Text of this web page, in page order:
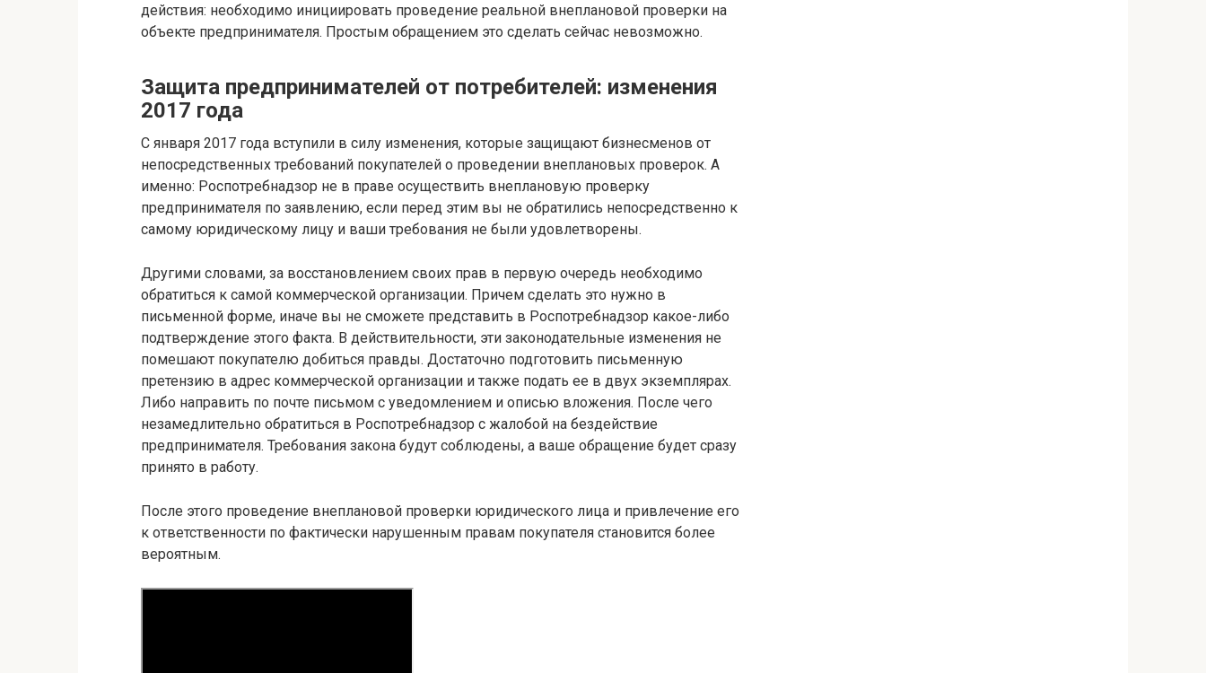
действия: необходимо инициировать проведение реальной внеплановой проверки на
объекте предпринимателя. Простым обращением это сделать сейчас невозможно.
Защита предпринимателей от потребителей: изменения
2017 года
С января 2017 года вступили в силу изменения, которые защищают бизнесменов от
непосредственных требований покупателей о проведении внеплановых проверок. А
именно: Роспотребнадзор не в праве осуществить внеплановую проверку
предпринимателя по заявлению, если перед этим вы не обратились непосредственно к
самому юридическому лицу и ваши требования не были удовлетворены.
Другими словами, за восстановлением своих прав в первую очередь необходимо
обратиться к самой коммерческой организации. Причем сделать это нужно в
письменной форме, иначе вы не сможете представить в Роспотребнадзор какое-либо
подтверждение этого факта. В действительности, эти законодательные изменения не
помешают покупателю добиться правды. Достаточно подготовить письменную
претензию в адрес коммерческой организации и также подать ее в двух экземплярах.
Либо направить по почте письмом с уведомлением и описью вложения. После чего
незамедлительно обратиться в Роспотребнадзор с жалобой на бездействие
предпринимателя. Требования закона будут соблюдены, а ваше обращение будет сразу
принято в работу.
После этого проведение внеплановой проверки юридического лица и привлечение его
к ответственности по фактически нарушенным правам покупателя становится более
вероятным.